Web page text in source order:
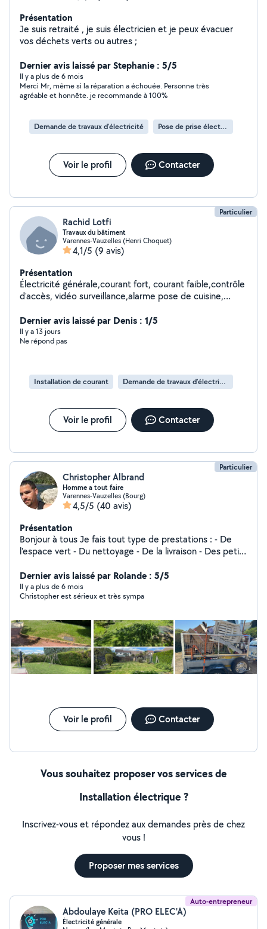
Présentation
Je suis retraité , je suis électricien et je peux évacuer
vos déchets verts ou autres ;
Dernier avis laissé par Stephanie : 5/5
Il y a plus de 6 mois
Merci Mr, même si la réparation a échouée. Personne très
agréable et honnête. je recommande à 100%
Demande de travaux d’électricité Pose de prise électrique
Voir le profil Contacter
Particulier
Rachid Lotfi
Travaux du bâtiment
Varennes-Vauzelles (Henri Choquet)
4,1/5 (9 avis)
Présentation
Électricité générale,courant fort, courant faible,contrôle
d'accès, vidéo surveillance,alarme pose de cuisine,
Dernier avis laissé par Denis : 1/5
Il y a 13 jours
Ne répond pas
Installation de courant Demande de travaux d’électricité
Voir le profil Contacter
Particulier
Christopher Albrand
Homme a tout faire
Varennes-Vauzelles (Bourg)
4,5/5 (40 avis)
Présentation
Bonjour à tous Je fais tout type de prestations : - De
l'espace vert - Du nettoyage - De la livraison - Des petits
plateau moto , plateau , benne ) - et plein d'autres :-)
N'hésitez pas à venir demander Je loue aussi de
l'outillage Et tireuse à bière , machine à glaçons , Barnum
photos de mes prestations
Dernier avis laissé par Rolande : 5/5
Il y a plus de 6 mois
Christopher est sérieux et très sympa
Voir le profil Contacter
Vous souhaitez proposer vos services de
Installation électrique ?
Inscrivez-vous et répondez aux demandes près de chez
vous !
Proposer mes services
Auto-entrepreneur
Abdoulaye Keita (PRO ELEC'A)
Électricité générale